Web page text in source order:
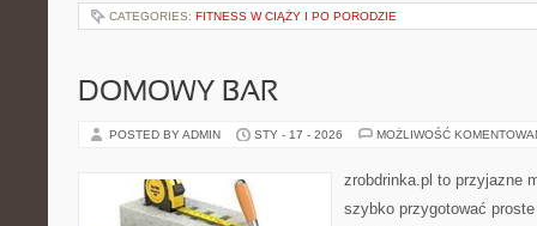
CATEGORIES: FITNESS W CIĄŻY I PO PORODZIE
DOMOWY BAR
POSTED BY ADMIN STY - 17 - 2026 MOŻLIWOŚĆ
zrobdrinka.pl to przyjazne
szybko przygotować